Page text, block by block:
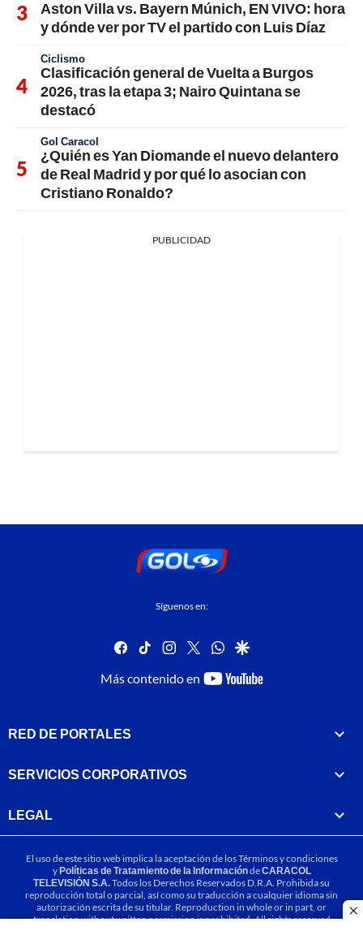
Aston Villa vs. Bayern Múnich, EN VIVO: hora
y dónde ver por TV el partido con Luis Díaz
Ciclismo
Clasificación general de Vuelta a Burgos
2026, tras la etapa 3; Nairo Quintana se
destacó
Gol Caracol
¿Quién es Yan Diomande el nuevo delantero
de Real Madrid y por qué lo asocian con
Cristiano Ronaldo?
PUBLICIDAD
Síguenos en:
facebook
tiktok instagram
twitterwhatsapp
google
Más contenido en
youtube-
RED DE PORTALES
SERVICIOS CORPORATIVOS
LEGAL
El uso de este sitio web implica la aceptación de losTérminos y condiciones
yPolíticas de Tratamiento de la InformacióndeCARACOL
TELEVISIÓN S.A.Todos los Derechos Reservados D.R.A. Prohibida su
reproducción total o parcial, así como su traducción a cualquier idioma sin
autorización escrita de su titular. Reproduction in whole or in part, or
translation without written permission is prohibited. All rights reserved